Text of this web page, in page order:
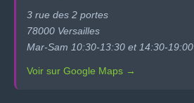
3 rue des 2 portes
78000 Versailles
Mar-Sam 10:30-13:30 et 14:30-19:00
Voir sur Google Maps →